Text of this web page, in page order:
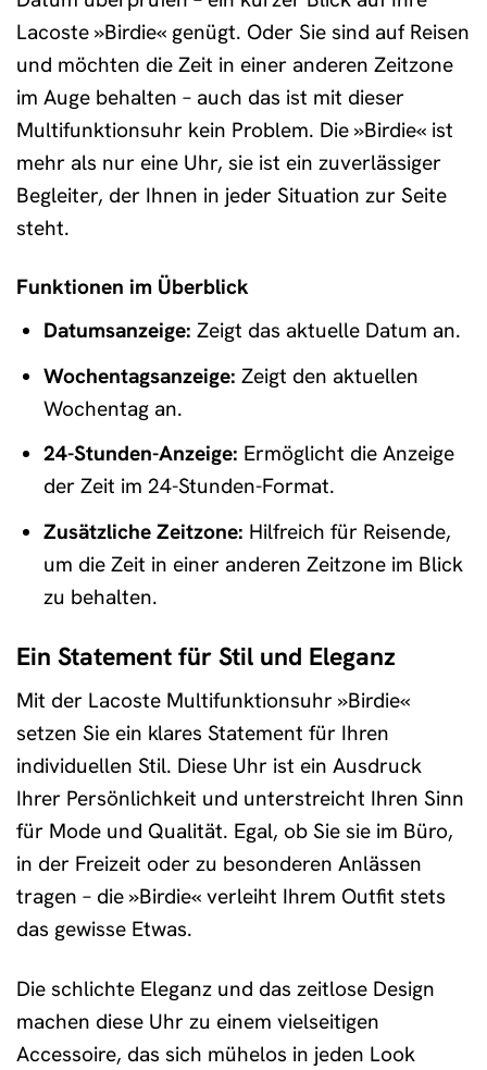
Lacoste »Birdie« genügt. Oder Sie sind auf Reisen
und möchten die Zeit in einer anderen Zeitzone
im Auge behalten – auch das ist mit dieser
Multifunktionsuhr kein Problem. Die »Birdie« ist
mehr als nur eine Uhr, sie ist ein zuverlässiger
Begleiter, der Ihnen in jeder Situation zur Seite
steht.
Funktionen im Überblick
Datumsanzeige: Zeigt das aktuelle Datum an.
Wochentagsanzeige: Zeigt den aktuellen
Wochentag an.
24-Stunden-Anzeige: Ermöglicht die Anzeige
der Zeit im 24-Stunden-Format.
Zusätzliche Zeitzone: Hilfreich für Reisende,
um die Zeit in einer anderen Zeitzone im Blick
zu behalten.
Ein Statement für Stil und Eleganz
Mit der Lacoste Multifunktionsuhr »Birdie«
setzen Sie ein klares Statement für Ihren
individuellen Stil. Diese Uhr ist ein Ausdruck
Ihrer Persönlichkeit und unterstreicht Ihren Sinn
für Mode und Qualität. Egal, ob Sie sie im Büro,
in der Freizeit oder zu besonderen Anlässen
tragen – die »Birdie« verleiht Ihrem Outfit stets
das gewisse Etwas.
Die schlichte Eleganz und das zeitlose Design
machen diese Uhr zu einem vielseitigen
Accessoire, das sich mühelos in jeden Look